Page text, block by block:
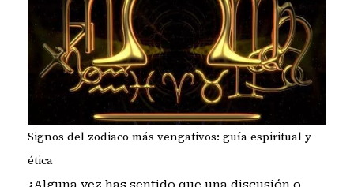
Signos del zodiaco más vengativos: guía espiritual y
ética